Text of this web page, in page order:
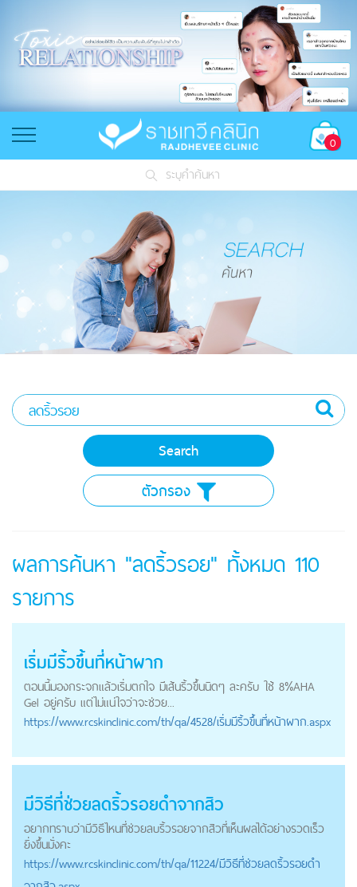
0
ระบุคำค้นหา
ตัวกรอง
ผลการค้นหา "ลดริ้วรอย" ทั้งหมด 110
รายการ
เริ่มมีริ้วขึ้นที่หน้าผาก
ตอนนี้มองกระจกแล้วเริ่มตกใจ มีเส้นริ้วขึ้นนิดๆ ละครับ ใช้ 8%AHA
Gel อยู่ครับ แต่ไม่แน่ใจว่าจะช่วย...
https://www.rcskinclinic.com/th/qa/4528/เริ่มมีริ้วขึ้นที่หน้าผาก.aspx
มีวิธีที่ช่วยลดริ้วรอยดำจากสิว
อยากทราบว่ามีวิธีไหนที่ช่วยลบริ้วรอยจากสิวที่เห็นผลได้อย่างรวดเร็ว
ยิ่งขึ้นมั่งคะ
https://www.rcskinclinic.com/th/qa/11224/มีวิธีที่ช่วยลดริ้วรอยดำ